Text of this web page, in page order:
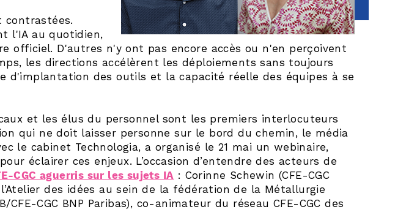
contrastées.
l'IA au quotidien,
officiel. D'autres n'y ont pas encore accès ou n'en perçoivent
les directions accélèrent les déploiements sans toujours
d'implantation des outils et la capacité réelle des équipes à se
et les élus du personnel sont les premiers interlocuteurs
qui ne doit laisser personne sur le bord du chemin, le média
le cabinet Technologia, a organisé le 21 mai un webinaire,
éclairer ces enjeux. L’occasion d’entendre des acteurs de
CGC aguerris sur les sujets IA : Corinne Schewin (CFE-CGC
des idées au sein de la fédération de la Métallurgie
CFE-CGC BNP Paribas), co-animateur du réseau CFE-CGC des